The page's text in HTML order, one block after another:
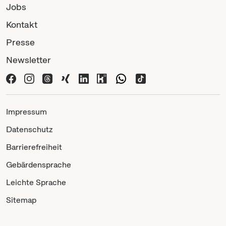
Jobs
Kontakt
Presse
Newsletter
Impressum
Datenschutz
Barrierefreiheit
Gebärdensprache
Leichte Sprache
Sitemap